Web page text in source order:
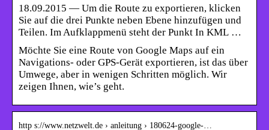
18.09.2015 — Um die Route zu exportieren, klicken
Sie auf die drei Punkte neben Ebene hinzufügen und
Teilen. Im Aufklappmenü steht der Punkt In KML …
Möchte Sie eine Route von Google Maps auf ein
Navigations- oder GPS-Gerät exportieren, ist das über
Umwege, aber in wenigen Schritten möglich. Wir
zeigen Ihnen, wie’s geht.
http s://www.netzwelt.de › anleitung › 180624-google-…